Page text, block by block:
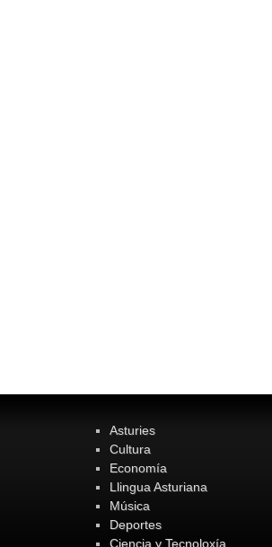
Asturies
Cultura
Economía
Llingua Asturiana
Música
Deportes
Ciencia y Tecnoloxía